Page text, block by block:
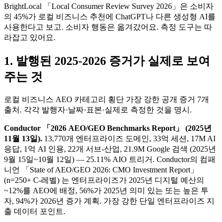
BrightLocal 「Local Consumer Review Survey 2026」은 소비자
의 45%가 로컬 비즈니스 추천에 ChatGPT나 다른 생성형 AI를
사용한다고 보고. 소비자 행동은 옮겨갔어요. 측정 도구는 따
라잡고 있어요.
1. 발행된 2025-2026 증거가 실제로 보여
주는 것
로컬 비즈니스 AEO 카테고리 횡단 가장 강한 공개 증거 7개
출처. 각각 발행자·날짜·표본·실제로 측정한 것을 명시.
Conductor 「2026 AEO/GEO Benchmarks Report」 (2025년
11월 13일). 13,770개 엔터프라이즈 도메인, 33억 세션, 17M AI
응답, 1억 AI 인용, 22개 서브-산업, 21.9M Google 검색 (2025년
9월 15일~10월 12일) — 25.11% AIO 트리거. Conductor의 컴패
니언 「State of AEO/GEO 2026: CMO Investment Report」
(n=250+ C-레벨) 는 엔터프라이즈가 2025년 디지털 예산의
~12%를 AEO에 배정, 56%가 2025년 의미 있는 또는 높은 투
자, 94%가 2026년 증가 계획. 가장 강한 단일 엔터프라이즈 지
출 데이터 포인트.